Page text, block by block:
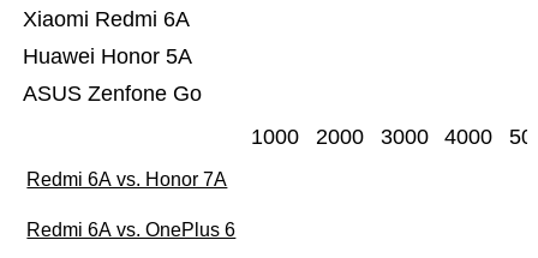
ASUS Zenfone Go
Huawei Honor 5A
Xiaomi Redmi 6A
1000 2000 3000 4000
Redmi 6A vs. Honor 7A
Redmi 6A vs. OnePlus 6